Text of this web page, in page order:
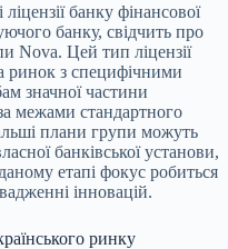
банку фінансової
банку, свідчить про
Nova. Цей тип ліцензії
ринок з специфічними
значної частини
межами стандартного
плани групи можуть
банківської установи,
етапі фокус робиться
інновацій.
ринку